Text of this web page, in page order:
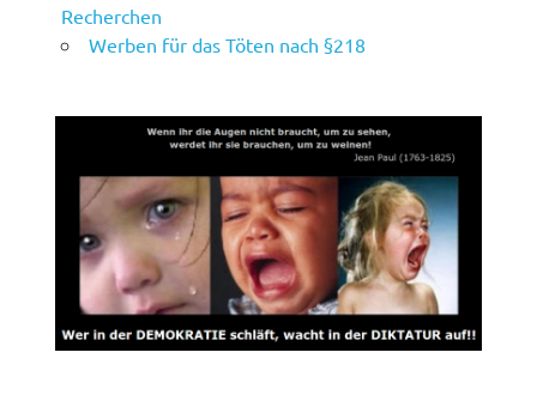
Recherchen
Werben für das Töten nach §218